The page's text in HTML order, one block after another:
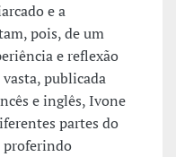
e a
pois, de um
e reflexão
publicada
e inglês, Ivone
partes do
proferindo